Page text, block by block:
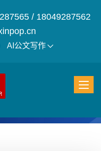
/ 18049287562
AI公文写作